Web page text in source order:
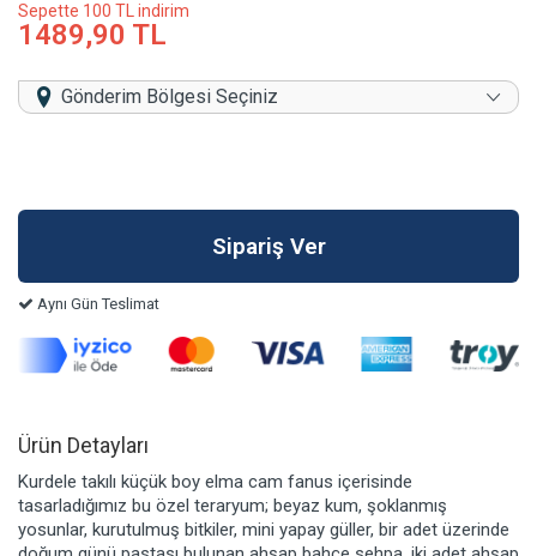
Sepette 100 TL indirim
1489,90 TL
Gönderim Bölgesi Seçiniz
Aynı Gün Teslimat
Ürün Detayları
Kurdele takılı küçük boy elma cam fanus içerisinde
tasarladığımız bu özel teraryum; beyaz kum, şoklanmış
yosunlar, kurutulmuş bitkiler, mini yapay güller, bir adet üzerinde